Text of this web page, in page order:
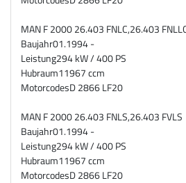
MAN F 2000 26.403 FNLC,26.403
Baujahr01.1994 -
Leistung294 kW / 400 PS
Hubraum11967 ccm
MotorcodesD 2866 LF20
MAN F 2000 26.403 FNLS,26.403 FVLS
Baujahr01.1994 -
Leistung294 kW / 400 PS
Hubraum11967 ccm
MotorcodesD 2866 LF20